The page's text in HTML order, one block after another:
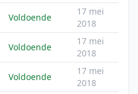
Voldoende
17 mei
2018
Voldoende
17 mei
2018
Voldoende
17 mei
2018